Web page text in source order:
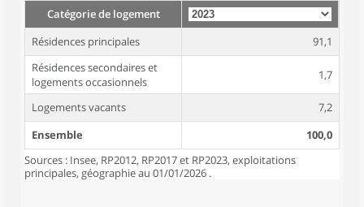
Catégorie de logement
Résidences principales
91,1
Résidences secondaires et
logements occasionnels
1,7
Logements vacants
7,2
Ensemble
100,0
Sources : Insee, RP2012, RP2017 et RP2023, exploitations
principales, géographie au 01/01/2026 .